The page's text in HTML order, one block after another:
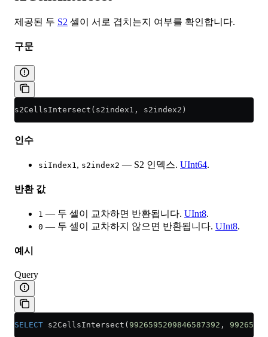
제공된 두 S2 셀이 서로 겹치는지 여부를 확인합니다.
구문
s2CellsIntersect(s2index1, s2index2)
인수
siIndex1, s2index2 — S2 인덱스. UInt64.
반환 값
1 — 두 셀이 교차하면 반환됩니다. UInt8.
0 — 두 셀이 교차하지 않으면 반환됩니다. UInt8.
예시
Query
SELECT s2CellsIntersect( 9926595209846587392 ,